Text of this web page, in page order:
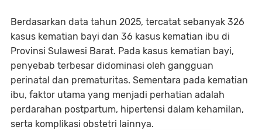
Berdasarkan data tahun 2025, tercatat sebanyak 326
kasus kematian bayi dan 36 kasus kematian ibu di
Provinsi Sulawesi Barat. Pada kasus kematian bayi,
penyebab terbesar didominasi oleh gangguan
perinatal dan prematuritas. Sementara pada kematian
ibu, faktor utama yang menjadi perhatian adalah
perdarahan postpartum, hipertensi dalam kehamilan,
serta komplikasi obstetri lainnya.